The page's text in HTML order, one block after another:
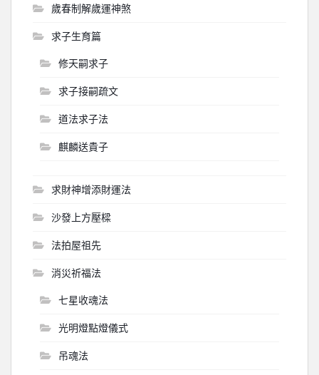
歲春制解歲運神煞
求子生育篇
修天嗣求子
求子接嗣疏文
道法求子法
麒麟送貴子
求財神增添財運法
沙發上方壓樑
法拍屋祖先
消災祈福法
七星收魂法
光明燈點燈儀式
吊魂法